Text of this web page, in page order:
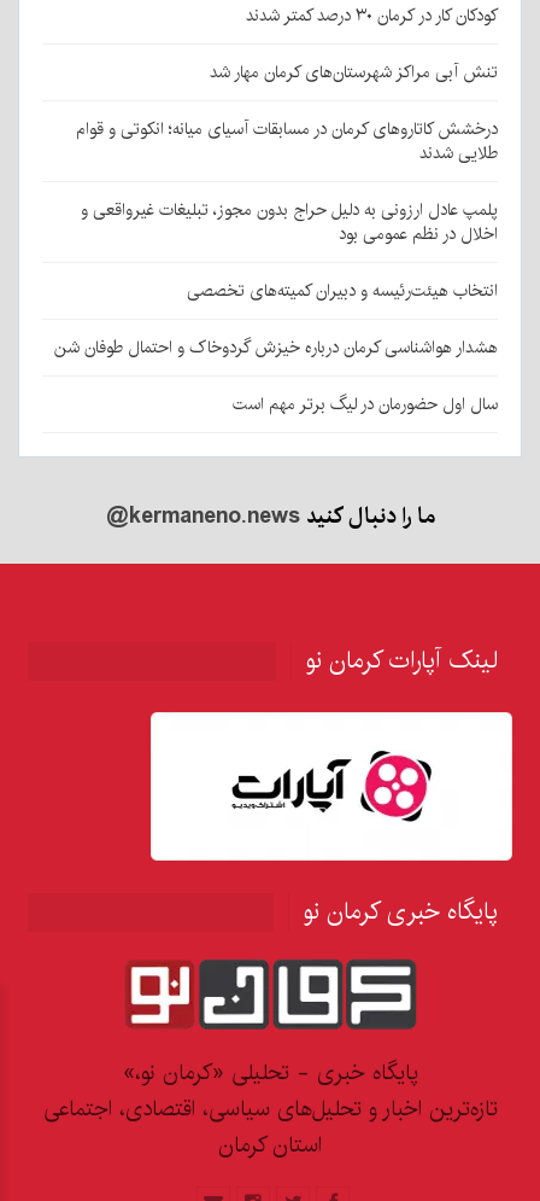
کودکان کار در کرمان ۳۰ درصد کمتر شدند
تنش آبی مراکز شهرستان‌های کرمان مهار شد
درخشش کاتاروهای کرمان در مسابقات آسیای میانه؛ انکوتی و قوام
طلایی شدند
پلمپ عادل ارزونی به دليل حراج بدون مجوز، تبليغات غیرواقعی و
اخلال در نظم عمومی بود
انتخاب هیئت‌رئیسه و دبیران کمیته‌های تخصصی
هشدار هواشناسی کرمان درباره خیزش گردوخاک و احتمال طوفان شن
سال اول حضورمان در لیگ برتر مهم است
ما را دنبال کنید@kermaneno.news
لینک آپارات کرمان نو
پایگاه خبری کرمان نو
پایگاه خبری - تحلیلی «کرمان نو،»
تازه‌ترین اخبار و تحلیل‌های سیاسی، اقتصادی، اجتماعی
استان کرمان